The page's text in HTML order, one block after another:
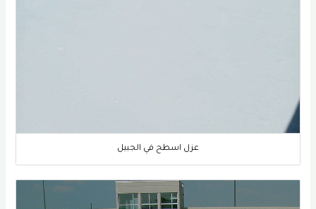
عزل اسطح في الجبيل